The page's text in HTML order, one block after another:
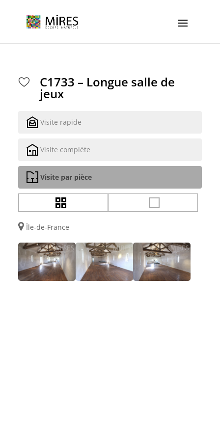
C1733 – Longue salle de
jeux
Visite rapide
Visite complète
Visite par pièce
Île-de-France